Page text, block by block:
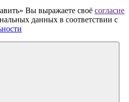
Вы выражаете своё согласие
данных в соответствии с